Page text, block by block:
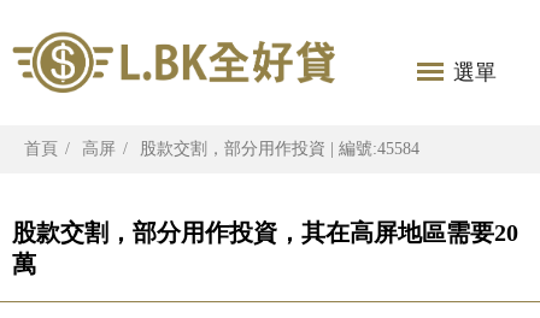
選單
首頁 高屏 股款交割，部分用作投資 | 編號:45584
股款交割，部分用作投資，其在高屏地區需要20
萬